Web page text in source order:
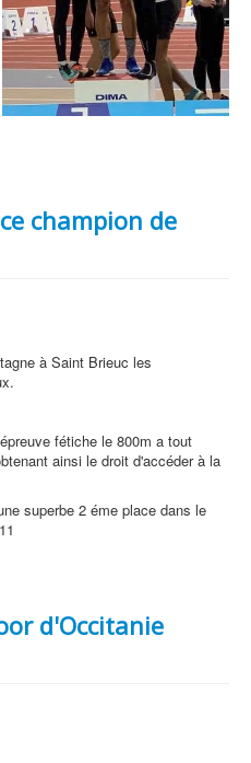
champion de
à Saint Brieuc les
fétiche le 800m a tout
ainsi le droit d'accéder à la
superbe 2 éme place dans le
d'Occitanie